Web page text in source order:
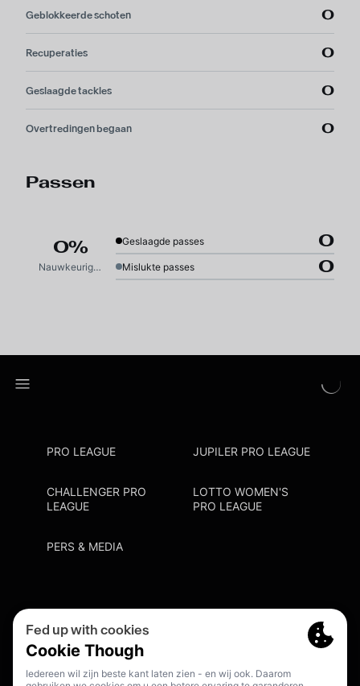
Geblokkeerde schoten 0
Recuperaties 0
Geslaagde tackles 0
Overtredingen begaan 0
Passen
0%
Nauwkeurigheid
Geslaagde passes 0
Mislukte passes 0
PRO LEAGUE JUPILER PRO LEAGUE
CHALLENGER PRO
LEAGUE
LOTTO WOMEN'S
PRO LEAGUE
PERS & MEDIA
Cookie Policy
Meldpunt Racisme En Discriminatie